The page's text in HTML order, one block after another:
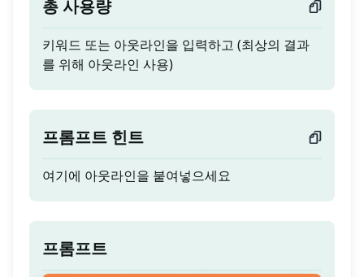
총 사용량
키워드 또는 아웃라인을 입력하고 (최상의 결과
를 위해 아웃라인 사용)
프롬프트 힌트
여기에 아웃라인을 붙여넣으세요
프롬프트